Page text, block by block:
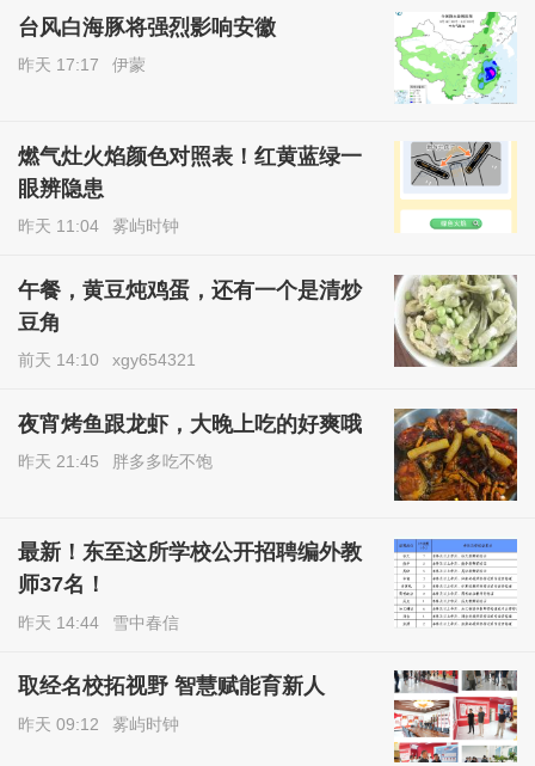
台风白海豚将强烈影响安徽
昨天 17:17 伊蒙
燃气灶火焰颜色对照表！红黄蓝绿一
眼辨隐患
昨天 11:04 雾屿时钟
午餐，黄豆炖鸡蛋，还有一个是清炒
豆角
前天 14:10 xgy654321
夜宵烤鱼跟龙虾，大晚上吃的好爽哦
昨天 21:45 胖多多吃不饱
最新！东至这所学校公开招聘编外教
师37名！
昨天 14:44 雪中春信
取经名校拓视野 智慧赋能育新人
昨天 09:12 雾屿时钟